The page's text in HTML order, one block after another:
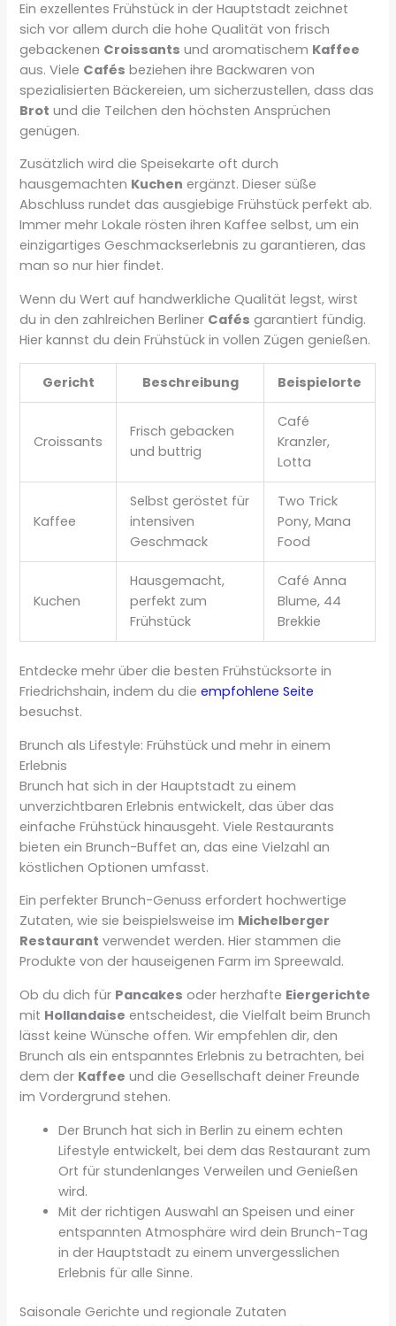
Ein exzellentes Frühstück in der Hauptstadt zeichnet
sich vor allem durch die hohe Qualität von frisch
gebackenen Croissants und aromatischem Kaffee
aus. Viele Cafés beziehen ihre Backwaren von
spezialisierten Bäckereien, um sicherzustellen, dass das
Brot und die Teilchen den höchsten Ansprüchen
genügen.
Zusätzlich wird die Speisekarte oft durch
hausgemachten Kuchen ergänzt. Dieser süße
Abschluss rundet das ausgiebige Frühstück perfekt ab.
Immer mehr Lokale rösten ihren Kaffee selbst, um ein
einzigartiges Geschmackserlebnis zu garantieren, das
man so nur hier findet.
Wenn du Wert auf handwerkliche Qualität legst, wirst
du in den zahlreichen Berliner Cafés garantiert fündig.
Hier kannst du dein Frühstück in vollen Zügen genießen.
Gericht Beschreibung Beispielorte
Croissants
Frisch gebacken
und buttrig
Café
Kranzler,
Lotta
Kaffee
Selbst geröstet für
intensiven
Geschmack
Two Trick
Pony, Mana
Food
Kuchen
Hausgemacht,
perfekt zum
Frühstück
Café Anna
Blume, 44
Brekkie
Entdecke mehr über die besten Frühstücksorte in
Friedrichshain, indem du dieempfohlene Seite
besuchst.
Brunch als Lifestyle: Frühstück und mehr in einem
Erlebnis
Brunch hat sich in der Hauptstadt zu einem
unverzichtbaren Erlebnis entwickelt, das über das
einfache Frühstück hinausgeht. Viele Restaurants
bieten ein Brunch-Buffet an, das eine Vielzahl an
köstlichen Optionen umfasst.
Ein perfekter Brunch-Genuss erfordert hochwertige
Zutaten, wie sie beispielsweise im Michelberger
Restaurant verwendet werden. Hier stammen die
Produkte von der hauseigenen Farm im Spreewald.
Ob du dich für Pancakes oder herzhafte Eiergerichte
mit Hollandaise entscheidest, die Vielfalt beim Brunch
lässt keine Wünsche offen. Wir empfehlen dir, den
Brunch als ein entspanntes Erlebnis zu betrachten, bei
dem der Kaffee und die Gesellschaft deiner Freunde
im Vordergrund stehen.
Der Brunch hat sich in Berlin zu einem echten
Lifestyle entwickelt, bei dem das Restaurant zum
Ort für stundenlanges Verweilen und Genießen
wird.
Mit der richtigen Auswahl an Speisen und einer
entspannten Atmosphäre wird dein Brunch-Tag
in der Hauptstadt zu einem unvergesslichen
Erlebnis für alle Sinne.
Saisonale Gerichte und regionale Zutaten